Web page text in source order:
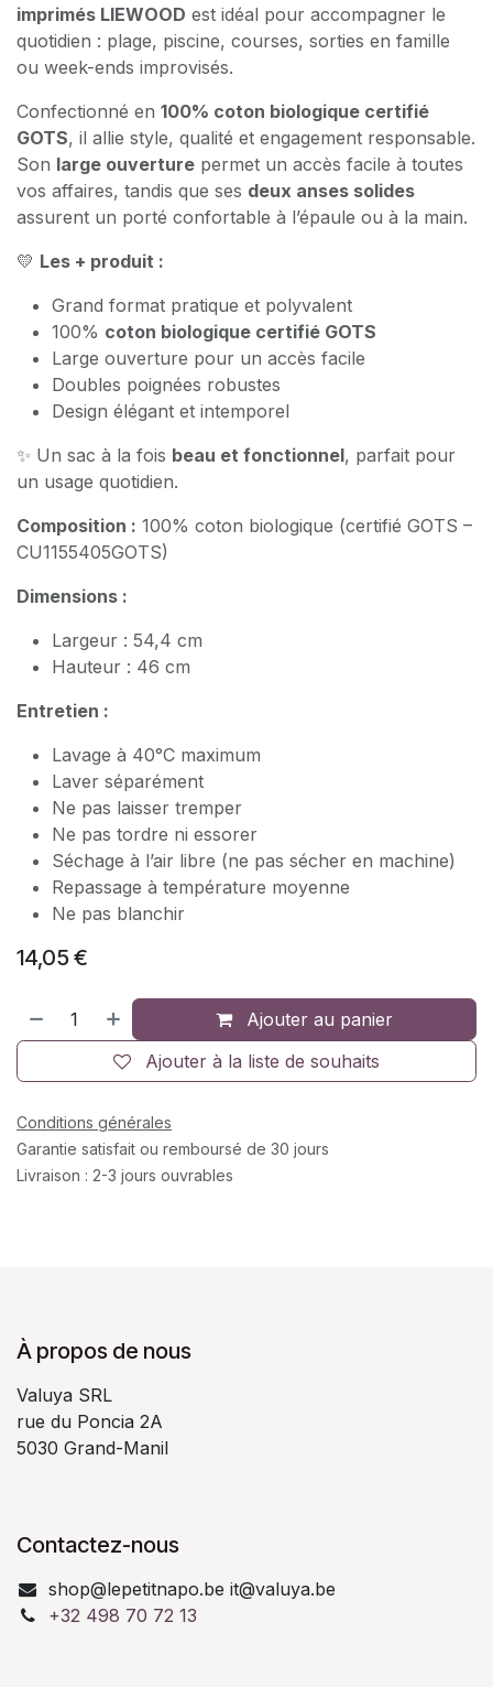
imprimés LIEWOOD est idéal pour accompagner le
quotidien : plage, piscine, courses, sorties en famille
ou week-ends improvisés.
Confectionné en 100% coton biologique certifié
GOTS, il allie style, qualité et engagement responsable.
Son large ouverture permet un accès facile à toutes
vos affaires, tandis que ses deux anses solides
assurent un porté confortable à l’épaule ou à la main.
💛 Les + produit :
Grand format pratique et polyvalent
100% coton biologique certifié GOTS
Large ouverture pour un accès facile
Doubles poignées robustes
Design élégant et intemporel
✨ Un sac à la fois beau et fonctionnel, parfait pour
un usage quotidien.
Composition : 100% coton biologique (certifié GOTS –
CU1155405GOTS)
Dimensions :
Largeur : 54,4 cm
Hauteur : 46 cm
Entretien :
Lavage à 40°C maximum
Laver séparément
Ne pas laisser tremper
Ne pas tordre ni essorer
Séchage à l’air libre (ne pas sécher en machine)
Repassage à température moyenne
Ne pas blanchir
14,05 €
Ajouter au panier
Ajouter à la liste de souhaits
Conditions générales
Garantie satisfait ou remboursé de 30 jours
Livraison : 2-3 jours ouvrables
À propos de nous
Valuya SRL
rue du Poncia 2A
5030 Grand-Manil
Contactez-nous
shop@lepetitnapo.be it@valuya.be
+32 498 70 72 13